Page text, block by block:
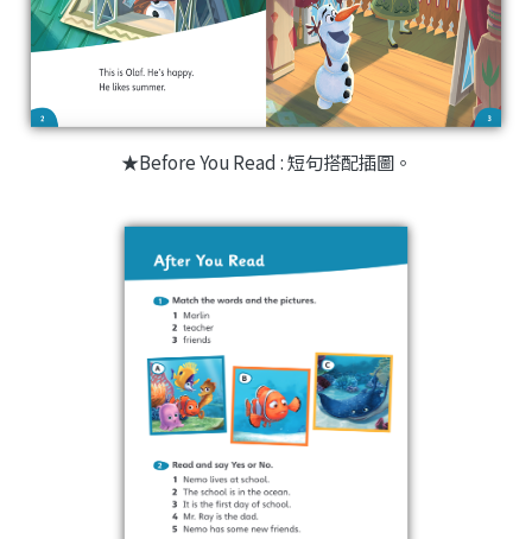
★Before You Read : 短句搭配插圖。